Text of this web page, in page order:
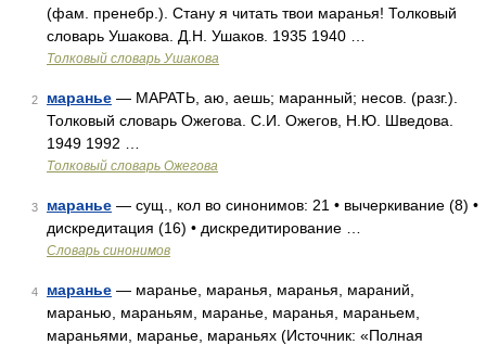
(фам. пренебр.). Стану я читать твои маранья! Толковый
словарь Ушакова. Д.Н. Ушаков. 1935 1940 …
Толковый словарь Ушакова
2 маранье — МАРАТЬ, аю, аешь; маранный; несов. (разг.).
Толковый словарь Ожегова. С.И. Ожегов, Н.Ю. Шведова.
1949 1992 …
Толковый словарь Ожегова
3 маранье — сущ., кол во синонимов: 21 • вычеркивание (8) •
дискредитация (16) • дискредитирование …
Словарь синонимов
4 маранье — маранье, маранья, маранья, мараний,
маранью, мараньям, маранье, маранья, мараньем,
мараньями, маранье, мараньях (Источник: «Полная